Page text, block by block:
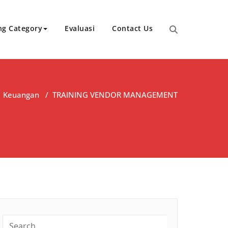
Category Evaluasi Contact Us
Keuangan / TRAINING VENDOR MANAGEMENT